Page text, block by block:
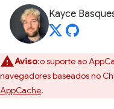
Kayce
Aviso:o suporte ao
navegadores baseados no
AppCache.